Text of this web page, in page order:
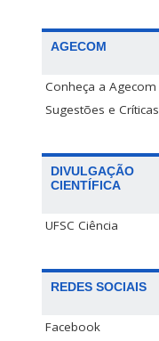
AGECOM
Conheça a Agecom
Sugestões e Críticas
DIVULGAÇÃO
CIENTÍFICA
UFSC Ciência
REDES SOCIAIS
Facebook